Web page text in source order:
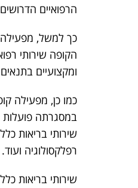
הרפואיים
כך למשל, מפעילה
הקופה שירותי
ומקצועיים
כמו כן, מפעילה
שירותי בריאות
רפלקסולוגיה ועוד.
שירותי בריאות